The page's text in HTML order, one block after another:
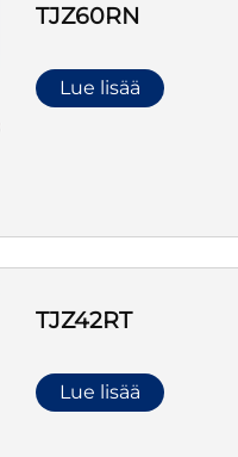
TJZ60RN
Lue lisää
TJZ42RT
Lue lisää